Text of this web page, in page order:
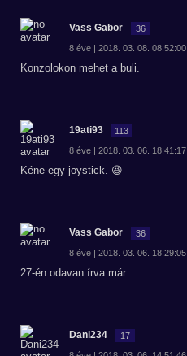
Vass Gabor 36
8 éve | 2018. 03. 08. 08:52:00
Konzolokon mehet a buli.
19ati93 113
8 éve | 2018. 03. 06. 18:41:17
Kéne egy joystick. 😆
Vass Gabor 36
8 éve | 2018. 03. 06. 18:29:05
27-én odavan írva már.
Dani234 17